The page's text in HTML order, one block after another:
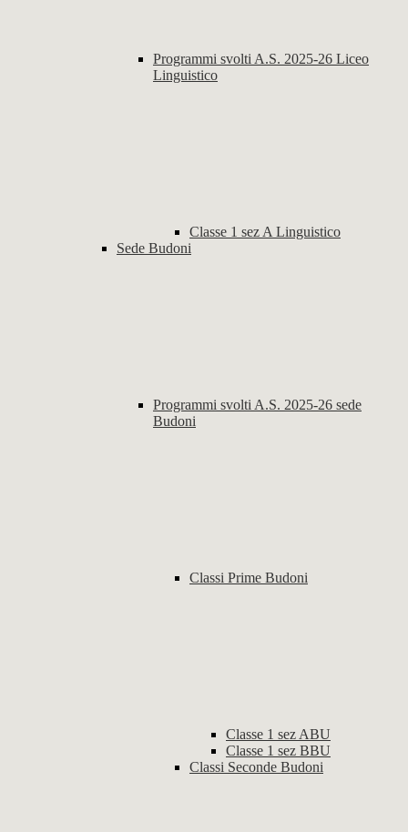
Programmi svolti A.S. 2025-26 Liceo
Linguistico
Classe 1 sez A Linguistico
Sede Budoni
Programmi svolti A.S. 2025-26 sede
Budoni
Classi Prime Budoni
Classe 1 sez ABU
Classe 1 sez BBU
Classi Seconde Budoni